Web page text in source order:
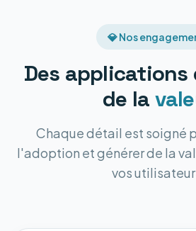
💎 Nos
Des
de la
Chaque détail est soigné
l'adoption et générer de la
vos